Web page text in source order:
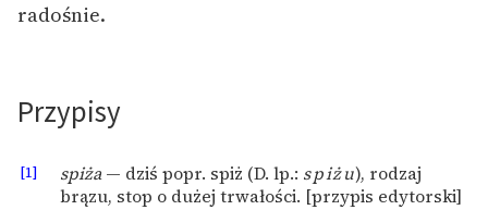
Informacja o treściach
radośnie.
Przypisy
[1] spiża— dziś popr. spiż (D. lp.: spiżu), rodzaj
brązu, stop o dużej trwałości. [przypis edytorski]